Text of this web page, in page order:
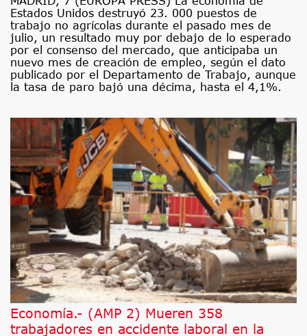
Estados Unidos destruyó 23. 000 puestos de
trabajo no agrícolas durante el pasado mes de
julio, un resultado muy por debajo de lo esperado
por el consenso del mercado, que anticipaba un
nuevo mes de creación de empleo, según el dato
publicado por el Departamento de Trabajo, aunque
la tasa de paro bajó una décima, hasta el 4,1%.
Economía.- (AMP 2) Mueren 358
trabajadores en accidente laboral en la